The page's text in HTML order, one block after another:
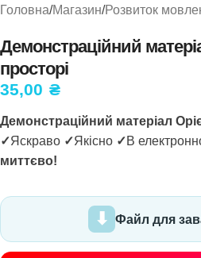
Головна/Магазин/Розвиток
Демонстраційний
просторі
35,00 ₴
Демонстраційний матеріал
✓Яскраво ✓Якісно ✓В
миттєво!
Файл для